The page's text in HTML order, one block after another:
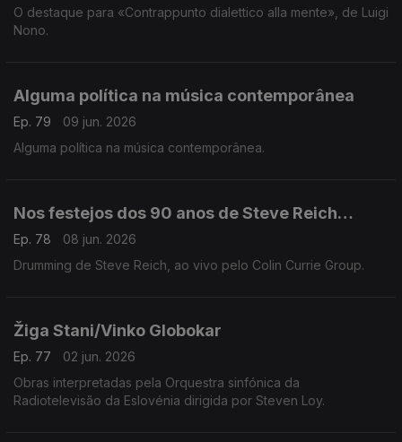
O destaque para «Contrappunto dialettico alla mente», de Luigi
Nono.
Alguma política na música contemporânea
Ep. 79
09 jun. 2026
Alguma política na música contemporânea.
Nos festejos dos 90 anos de Steve Reich…
Ep. 78
08 jun. 2026
Drumming de Steve Reich, ao vivo pelo Colin Currie Group.
Žiga Stani/Vinko Globokar
Ep. 77
02 jun. 2026
Obras interpretadas pela Orquestra sinfónica da
Radiotelevisão da Eslovénia dirigida por Steven Loy.